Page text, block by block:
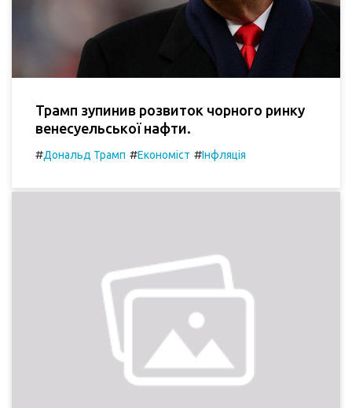
Трамп зупинив розвиток чорного ринку
венесуельської нафти.
#Дональд Трамп #Економіст #Інфляція